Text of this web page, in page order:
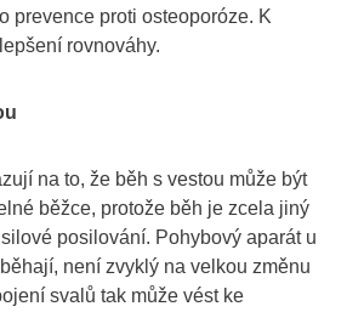
prevence proti osteoporóze. K
rovnováhy.
na to, že běh s vestou může být
běžce, protože běh je zcela jiný
posilování. Pohybový aparát u
není zvyklý na velkou změnu
svalů tak může vést ke